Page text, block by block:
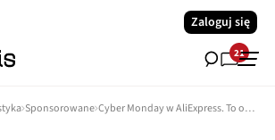
Zaloguj się
21
Sponsorowane Cyber Monday w AliExpress. To ostatnia szansa na rekordowe oszczędności